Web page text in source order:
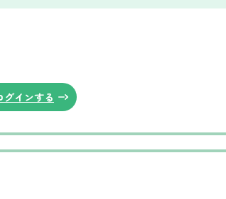
グインする